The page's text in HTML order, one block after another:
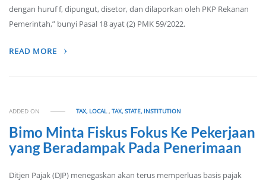
dengan huruf f, dipungut, disetor, dan dilaporkan oleh PKP Rekanan
Pemerintah,” bunyi Pasal 18 ayat (2) PMK 59/2022.
READ MORE
ADDED ON TAX, LOCAL,TAX, STATE, INSTITUTION
Bimo Minta Fiskus Fokus Ke Pekerjaan
yang Beradampak Pada Penerimaan
Ditjen Pajak (DJP) menegaskan akan terus memperluas basis pajak